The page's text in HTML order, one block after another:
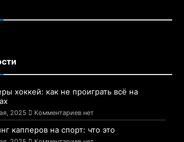
хоккей: как не проиграть всё на
2025 Комментариев нет
капперов на спорт: что это